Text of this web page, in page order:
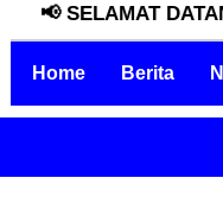
DATANG DI
Home Berita